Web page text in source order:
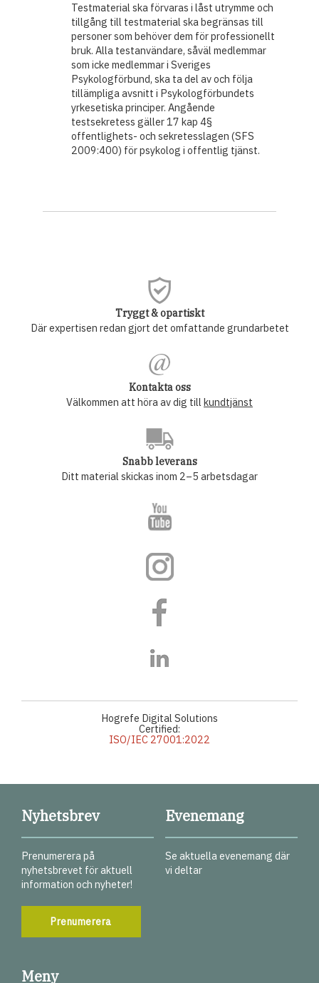
Testmaterial ska förvaras i låst utrymme och
tillgång till testmaterial ska begränsas till
personer som behöver dem för professionellt
bruk. Alla testanvändare, såväl medlemmar
som icke medlemmar i Sveriges
Psykologförbund, ska ta del av och följa
tillämpliga avsnitt i Psykologförbundets
yrkesetiska principer. Angående
testsekretess gäller 17 kap 4§
offentlighets- och sekretesslagen (SFS
2009:400) för psykolog i offentlig tjänst.
Tryggt & opartiskt
Där expertisen redan gjort det omfattande grundarbetet
Kontakta oss
Välkommen att höra av dig tillkundtjänst
Snabb leverans
Ditt material skickas inom 2–5 arbetsdagar
Hogrefe Digital Solutions
Certified:
ISO/IEC 27001:2022
Nyhetsbrev
Prenumerera på
nyhetsbrevet för aktuell
information och nyheter!
Prenumerera
Evenemang
Se aktuella evenemang där
vi deltar
Meny